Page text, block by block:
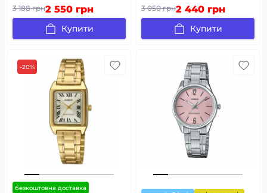
3 188 грн2 550 грн
Купити
3 050 грн2 440 грн
Купити
-20%
безкоштовна доставка